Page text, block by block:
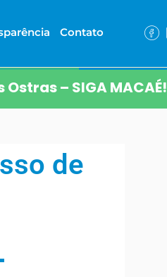
Contato
– SIGA MACAÉ!
de